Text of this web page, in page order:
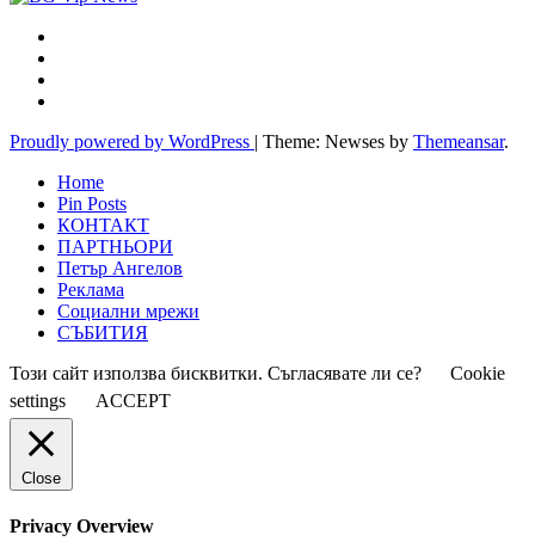
Proudly powered by WordPress | Theme: Newses by Themeansar.
Home
Pin Posts
КОНТАКТ
ПАРТНЬОРИ
Петър Ангелов
Реклама
Социални мрежи
СЪБИТИЯ
Този сайт използва бисквитки. Съгласявате ли се?
Cookie
settings
ACCEPT
Close
Privacy Overview